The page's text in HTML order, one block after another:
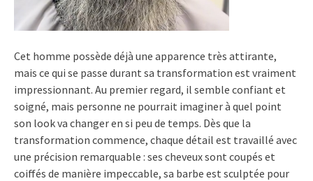
Cet homme possède déjà une apparence très attirante,
mais ce qui se passe durant sa transformation est vraiment
impressionnant. Au premier regard, il semble confiant et
soigné, mais personne ne pourrait imaginer à quel point
son look va changer en si peu de temps. Dès que la
transformation commence, chaque détail est travaillé avec
une précision remarquable : ses cheveux sont coupés et
coiffés de manière impeccable, sa barbe est sculptée pour